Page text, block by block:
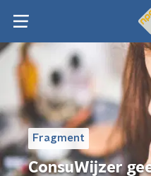
Fragment
ConsuWijzer